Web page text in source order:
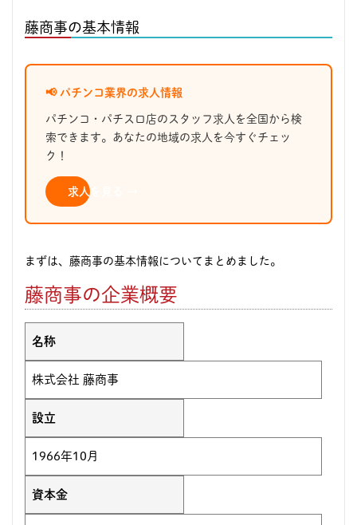
藤商事の基本情報
📢 パチンコ業界の求人情報
パチンコ・パチスロ店のスタッフ求人を全国から検
索できます。あなたの地域の求人を今すぐチェッ
ク！
求人を見る →
まずは、藤商事の基本情報についてまとめました。
藤商事の企業概要
名称
株式会社 藤商事
設立
1966年10月
資本金